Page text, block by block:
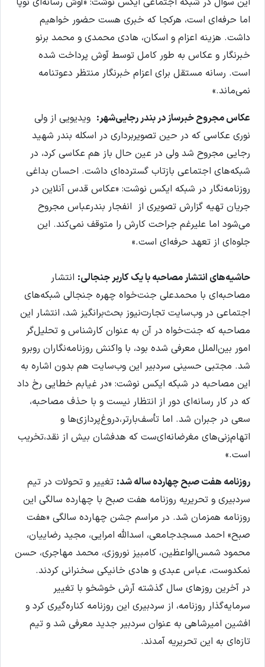
اما حرفه‌ای است، هرکجا که خبری هست حضور خواهیم
داشت. هزینه اعزام و اسکان، هادی محمدی و محمد برنو
خبرنگار و عکاس به طور کامل توسط آوش پرداخت شده
است. رسانه مستقل برای اعزام خبرنگار منتظر دعوتنامه
نمی‌ماند.»
عکاس مجروح خبرساز در بندر رجایی‌شهر:ویدیویی از ولی
نوری عکاسی که در حین تصویربرداری در اسکله بندر شهید
رجایی مجروح شد ولی در عین حال باز هم عکاسی کرد، در
شبکه‌های اجتماعی بازتاب گسترده‌ای داشت. احسان بداغی
روزنامه‌نگار در شبکه‌ ایکس نوشت: «عکاس قدس آنلاین در
جریان تهیه گزارش تصویری از انفجار بندرعباس مجروح
می‌شود اما علیرغم جراحت کارش را متوقف نمی‌کند. این
جلوه‌ای از تعهد حرفه‌ای است.»
حاشیه‌های انتشار مصاحبه با یک کاربر جنجالی:انتشار
مصاحبه‌ای با محمدعلی جنت‌خواه چهره‌ جنجالی شبکه‌های
اجتماعی در وب‌سایت تجارت‌نیوز بحث‌برانگیز شد، انتشار این
مصاحبه که جنت‌خواه در آن به عنوان کارشناس و تحلیل‌گر
امور بین‌الملل معرفی شده بود، با واکنش روزنامه‌نگاران روبرو
شد. مجتبی حسینی سردبیر این وب‌سایت هم بدون اشاره به
این مصاحبه در شبکه ایکس نوشت: «در غیابم خطایی رخ داد
که در کار رسانه‌ای دور از انتظار نیست و با حذف مصاحبه،
سعی در جبران شد. اما تأسف‌بارتر،دروغ‌پردازی‌ها و
اتهام‌زنی‌های مغرضانه‌ای‌ست که هدفشان بیش از نقد،تخریب
است.»
روزنامه هفت صبح چهارده ساله شد:تغییر و تحولات در تیم
سردبیری و تحریریه روزنامه هفت صبح با چهارده سالگی این
روزنامه همزمان شد. در مراسم جشن چهارده سالگی «هفت
صبح» احمد مسجدجامعی، اسدالله امرایی، مجید رضاییان،
محمود شمس‌الواعظین، کامبیز نوروزی، محمد مهاجری، حسن
نمکدوست، عباس عبدی و هادی خانیکی سخنرانی کردند.
در آخرین روزهای سال گذشته آرش خوشخو با تغییر
سرمایه‌گذار روزنامه، از سردبیری این روزنامه کناره‌گیری کرد و
افشین امیرشاهی به عنوان سردبیر جدید معرفی شد و تیم
تازه‌ای به این تحریریه آمدند.